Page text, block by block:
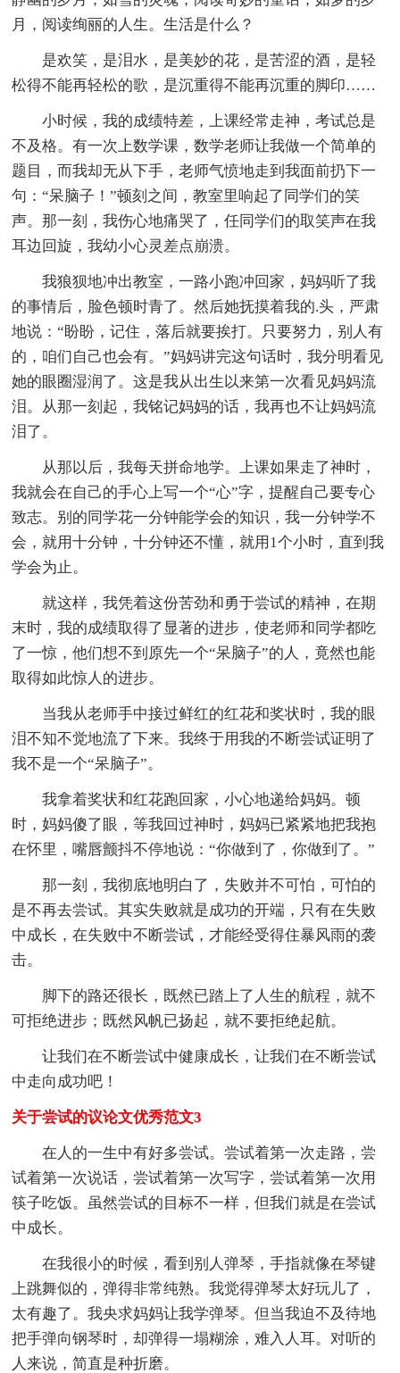
月，阅读绚丽的人生。生活是什么？
是欢笑，是泪水，是美妙的花，是苦涩的酒，是轻
松得不能再轻松的歌，是沉重得不能再沉重的脚印……
小时候，我的成绩特差，上课经常走神，考试总是
不及格。有一次上数学课，数学老师让我做一个简单的
题目，而我却无从下手，老师气愤地走到我面前扔下一
句：“呆脑子！”顿刻之间，教室里响起了同学们的笑
声。那一刻，我伤心地痛哭了，任同学们的取笑声在我
耳边回旋，我幼小心灵差点崩溃。
我狼狈地冲出教室，一路小跑冲回家，妈妈听了我
的事情后，脸色顿时青了。然后她抚摸着我的.头，严肃
地说：“盼盼，记住，落后就要挨打。只要努力，别人有
的，咱们自己也会有。”妈妈讲完这句话时，我分明看见
她的眼圈湿润了。这是我从出生以来第一次看见妈妈流
泪。从那一刻起，我铭记妈妈的话，我再也不让妈妈流
泪了。
从那以后，我每天拼命地学。上课如果走了神时，
我就会在自己的手心上写一个“心”字，提醒自己要专心
致志。别的同学花一分钟能学会的知识，我一分钟学不
会，就用十分钟，十分钟还不懂，就用1个小时，直到我
学会为止。
就这样，我凭着这份苦劲和勇于尝试的精神，在期
末时，我的成绩取得了显著的进步，使老师和同学都吃
了一惊，他们想不到原先一个“呆脑子”的人，竟然也能
取得如此惊人的进步。
当我从老师手中接过鲜红的红花和奖状时，我的眼
泪不知不觉地流了下来。我终于用我的不断尝试证明了
我不是一个“呆脑子”。
我拿着奖状和红花跑回家，小心地递给妈妈。顿
时，妈妈傻了眼，等我回过神时，妈妈已紧紧地把我抱
在怀里，嘴唇颤抖不停地说：“你做到了，你做到了。”
那一刻，我彻底地明白了，失败并不可怕，可怕的
是不再去尝试。其实失败就是成功的开端，只有在失败
中成长，在失败中不断尝试，才能经受得住暴风雨的袭
击。
脚下的路还很长，既然已踏上了人生的航程，就不
可拒绝进步；既然风帆已扬起，就不要拒绝起航。
让我们在不断尝试中健康成长，让我们在不断尝试
中走向成功吧！
关于尝试的议论文优秀范文3
在人的一生中有好多尝试。尝试着第一次走路，尝
试着第一次说话，尝试着第一次写字，尝试着第一次用
筷子吃饭。虽然尝试的目标不一样，但我们就是在尝试
中成长。
在我很小的时候，看到别人弹琴，手指就像在琴键
上跳舞似的，弹得非常纯熟。我觉得弹琴太好玩儿了，
太有趣了。我央求妈妈让我学弹琴。但当我迫不及待地
把手弹向钢琴时，却弹得一塌糊涂，难入人耳。对听的
人来说，简直是种折磨。